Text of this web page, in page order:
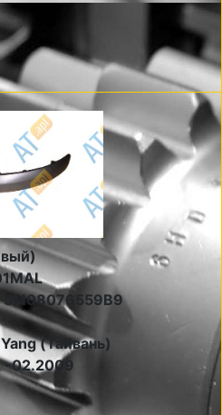
5M08076559B9
(Тайвань)
-02.2009